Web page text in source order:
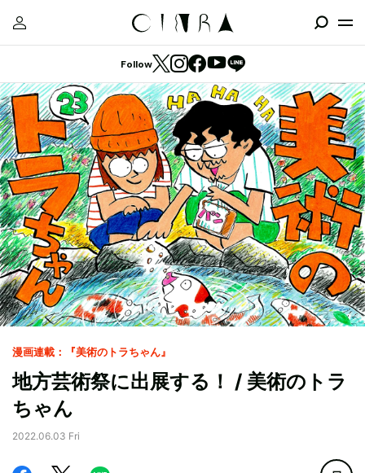
Follow
漫画連載：『美術のトラちゃん』
地方芸術祭に出展する！ / 美術のトラ
ちゃん
2022.06.03 Fri